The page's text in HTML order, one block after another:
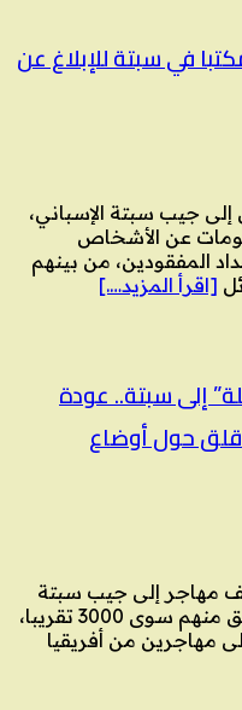
في سبتة للإبلاغ عن
جيب سبتة الإسباني،
عن الأشخاص
المفقودين، من بينهم
[اقرأ المزيد….]
إلى سبتة.. عودة
حول أوضاع
على عبور أكثر من 70 ألف مهاجر إلى جيب سبتة
الإسباني قادمين من المغرب، لم يبق منهم سوى 3000 تقريبا،
مهاجرين من أفريقيا